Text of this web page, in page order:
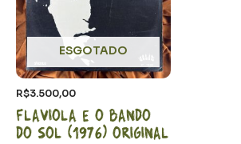
ESGOTADO
R$3.500,00
Flaviola e o bando
do sol (1976) Original